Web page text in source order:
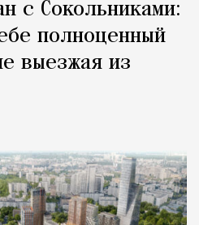
с Сокольниками:
полноценный
выезжая из